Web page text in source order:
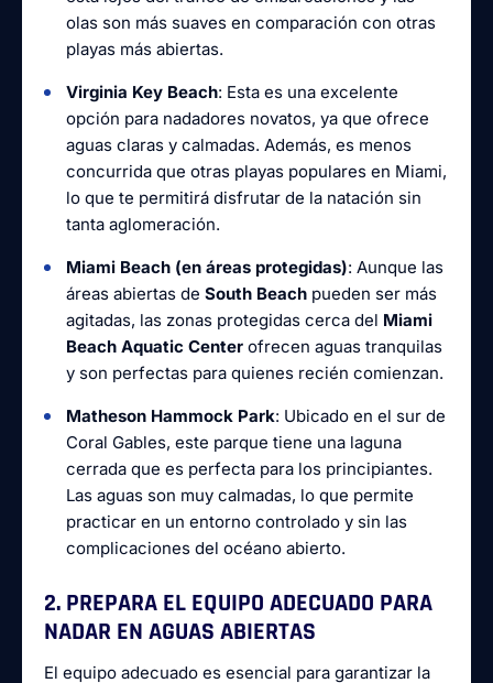
olas son más suaves en comparación con otras
playas más abiertas.
Virginia Key Beach: Esta es una excelente
opción para nadadores novatos, ya que ofrece
aguas claras y calmadas. Además, es menos
concurrida que otras playas populares en Miami,
lo que te permitirá disfrutar de la natación sin
tanta aglomeración.
Miami Beach (en áreas protegidas): Aunque las
áreas abiertas de South Beach pueden ser más
agitadas, las zonas protegidas cerca del Miami
Beach Aquatic Center ofrecen aguas tranquilas
y son perfectas para quienes recién comienzan.
Matheson Hammock Park: Ubicado en el sur de
Coral Gables, este parque tiene una laguna
cerrada que es perfecta para los principiantes.
Las aguas son muy calmadas, lo que permite
practicar en un entorno controlado y sin las
complicaciones del océano abierto.
2. PREPARA EL EQUIPO ADECUADO PARA
NADAR EN AGUAS ABIERTAS
El equipo adecuado es esencial para garantizar la